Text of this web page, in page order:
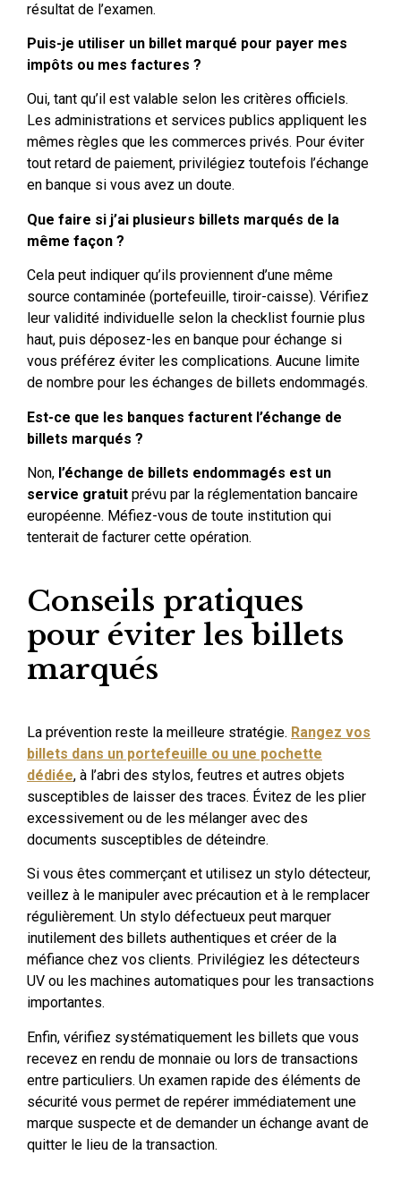
résultat de l’examen.
Puis-je utiliser un billet marqué pour payer mes
impôts ou mes factures ?
Oui, tant qu’il est valable selon les critères officiels.
Les administrations et services publics appliquent les
mêmes règles que les commerces privés. Pour éviter
tout retard de paiement, privilégiez toutefois l’échange
en banque si vous avez un doute.
Que faire si j’ai plusieurs billets marqués de la
même façon ?
Cela peut indiquer qu’ils proviennent d’une même
source contaminée (portefeuille, tiroir-caisse). Vérifiez
leur validité individuelle selon la checklist fournie plus
haut, puis déposez-les en banque pour échange si
vous préférez éviter les complications. Aucune limite
de nombre pour les échanges de billets endommagés.
Est-ce que les banques facturent l’échange de
billets marqués ?
Non, l’échange de billets endommagés est un
service gratuit prévu par la réglementation bancaire
européenne. Méfiez-vous de toute institution qui
tenterait de facturer cette opération.
Conseils pratiques
pour éviter les billets
marqués
La prévention reste la meilleure stratégie. Rangez vos
billets dans un portefeuille ou une pochette
dédiée, à l’abri des stylos, feutres et autres objets
susceptibles de laisser des traces. Évitez de les plier
excessivement ou de les mélanger avec des
documents susceptibles de déteindre.
Si vous êtes commerçant et utilisez un stylo détecteur,
veillez à le manipuler avec précaution et à le remplacer
régulièrement. Un stylo défectueux peut marquer
inutilement des billets authentiques et créer de la
méfiance chez vos clients. Privilégiez les détecteurs
UV ou les machines automatiques pour les transactions
importantes.
Enfin, vérifiez systématiquement les billets que vous
recevez en rendu de monnaie ou lors de transactions
entre particuliers. Un examen rapide des éléments de
sécurité vous permet de repérer immédiatement une
marque suspecte et de demander un échange avant de
quitter le lieu de la transaction.